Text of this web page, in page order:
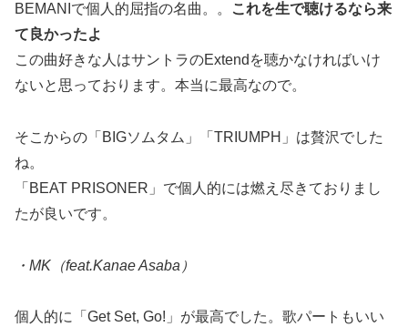
BEMANIで個人的屈指の名曲。。
これを生で聴けるなら来
て良かったよ
この曲好きな人はサントラのExtendを聴かなければいけ
ないと思っております。本当に最高なので。
そこからの「BIGソムタム」「TRIUMPH」は贅沢でした
ね。
「BEAT PRISONER」で個人的には燃え尽きておりまし
たが良いです。
・MK（feat.Kanae Asaba）
個人的に「Get Set, Go!」が最高でした。歌パートもいい